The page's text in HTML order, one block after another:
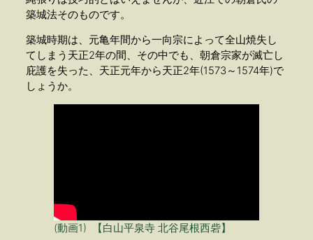
築城法そのものです。
築城時期は、元亀年間から一向宗によって全山焼失し
てしまう天正2年の間、その中でも、朝倉宗家が滅亡し
庇護を失った、天正元年から天正2年(1573～1574年)で
しょうか。
(動画1) 【白山平泉寺 北谷尾根西砦】